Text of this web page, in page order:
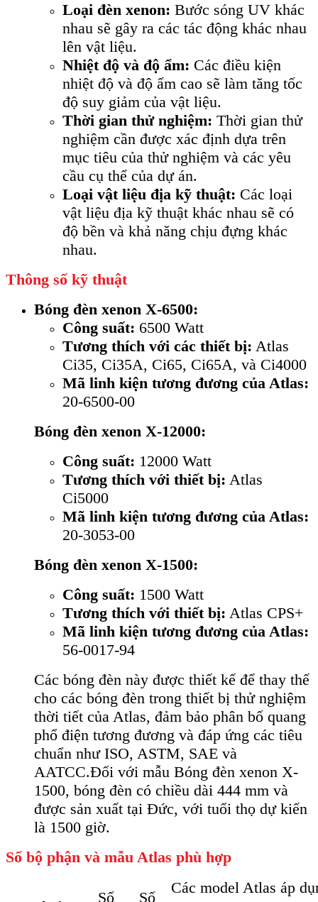
Loại đèn xenon: Bước sóng UV khác
nhau sẽ gây ra các tác động khác nhau
lên vật liệu.
Nhiệt độ và độ ẩm: Các điều kiện
nhiệt độ và độ ẩm cao sẽ làm tăng tốc
độ suy giảm của vật liệu.
Thời gian thử nghiệm: Thời gian thử
nghiệm cần được xác định dựa trên
mục tiêu của thử nghiệm và các yêu
cầu cụ thể của dự án.
Loại vật liệu địa kỹ thuật: Các loại
vật liệu địa kỹ thuật khác nhau sẽ có
độ bền và khả năng chịu đựng khác
nhau.
Thông số kỹ thuật
Bóng đèn xenon X-6500:
Công suất: 6500 Watt
Tương thích với các thiết bị: Atlas
Ci35, Ci35A, Ci65, Ci65A, và Ci4000
Mã linh kiện tương đương của Atlas:
20-6500-00
Bóng đèn xenon X-12000:
Công suất: 12000 Watt
Tương thích với thiết bị: Atlas
Ci5000
Mã linh kiện tương đương của Atlas:
20-3053-00
Bóng đèn xenon X-1500:
Công suất: 1500 Watt
Tương thích với thiết bị: Atlas CPS+
Mã linh kiện tương đương của Atlas:
56-0017-94
Các bóng đèn này được thiết kế để thay thế
cho các bóng đèn trong thiết bị thử nghiệm
thời tiết của Atlas, đảm bảo phân bố quang
phổ điện tương đương và đáp ứng các tiêu
chuẩn như ISO, ASTM, SAE và
AATCC.Đối với mẫu Bóng đèn xenon X-
1500, bóng đèn có chiều dài 444 mm và
được sản xuất tại Đức, với tuổi thọ dự kiến
là 1500 giờ.
Số bộ phận và mẫu Atlas phù hợp
Số Số
Các model Atlas áp